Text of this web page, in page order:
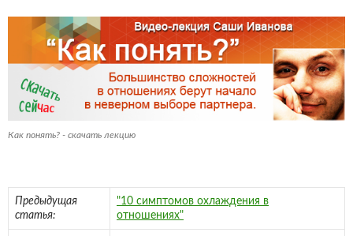
Как понять? - скачать лекцию
Предыдущая
статья:
"10 симптомов охлаждения в
отношениях"